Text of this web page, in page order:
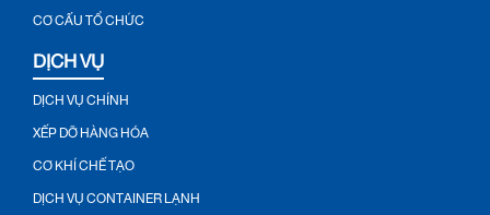
CƠ CẤU TỔ CHỨC
DỊCH VỤ
DỊCH VỤ CHÍNH
XẾP DỠ HÀNG HÓA
CƠ KHÍ CHẾ TẠO
DỊCH VỤ CONTAINER LẠNH